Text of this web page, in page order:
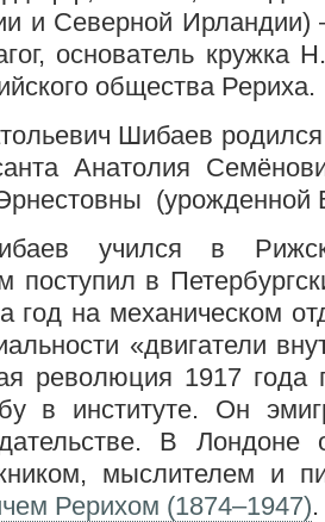
и Северной Ирландии)
основатель кружка
общества Рериха.
Шибаев
Анатолия
(урожденной
учился в
поступил в
год на механическом
«двигатели
революция 1917
в институте. Он
В Лондоне
мыслителем и
Рерихом (1874–1947).